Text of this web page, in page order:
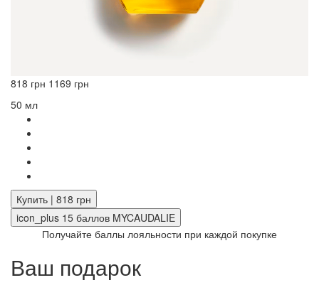
818 грн 1169 грн
50 мл
Купить | 818 грн
icon_plus 15 баллов MYCAUDALIE
Получайте баллы лояльности при каждой покупке
Ваш подарок